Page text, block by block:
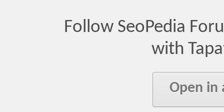
Follow SeoPedia
with
Open in